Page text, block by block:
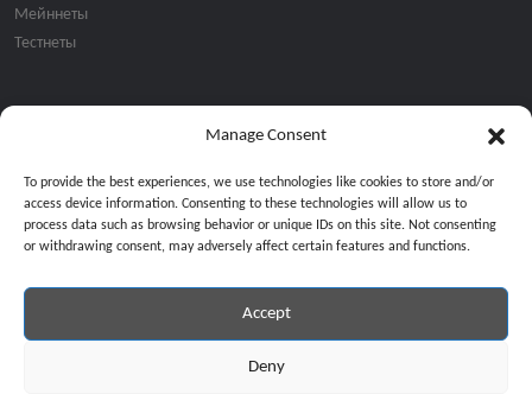
Manage Consent
To provide the best experiences, we use technologies like cookies to store and/or
access device information. Consenting to these technologies will allow us to
process data such as browsing behavior or unique IDs on this site. Not consenting
or withdrawing consent, may adversely affect certain features and functions.
Accept
Deny
Мейннеты
Тестнеты
Подписка на email рассылку:
Продолжая, вы соглашаетесь с нашей политикой
Copyright © 2024 All Rights Reserved by